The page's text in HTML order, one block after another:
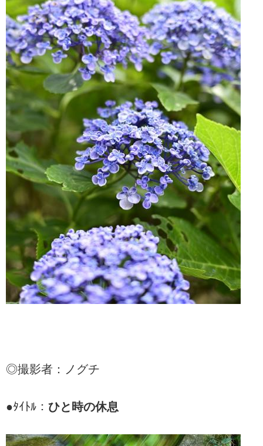
◎撮影者：ノグチ
●ﾀｲﾄﾙ： ひと時の休息